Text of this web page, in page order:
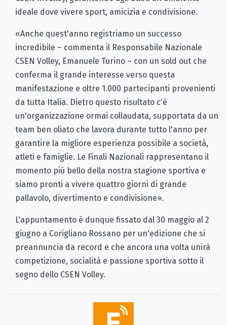
ideale dove vivere sport, amicizia e condivisione.
«Anche quest'anno registriamo un successo
incredibile – commenta il Responsabile Nazionale
CSEN Volley, Emanuele Turino – con un sold out che
conferma il grande interesse verso questa
manifestazione e oltre 1.000 partecipanti provenienti
da tutta Italia. Dietro questo risultato c'è
un'organizzazione ormai collaudata, supportata da un
team ben oliato che lavora durante tutto l'anno per
garantire la migliore esperienza possibile a società,
atleti e famiglie. Le Finali Nazionali rappresentano il
momento più bello della nostra stagione sportiva e
siamo pronti a vivere quattro giorni di grande
pallavolo, divertimento e condivisione».
L'appuntamento è dunque fissato dal 30 maggio al 2
giugno a Corigliano Rossano per un'edizione che si
preannuncia da record e che ancora una volta unirà
competizione, socialità e passione sportiva sotto il
segno dello CSEN Volley.